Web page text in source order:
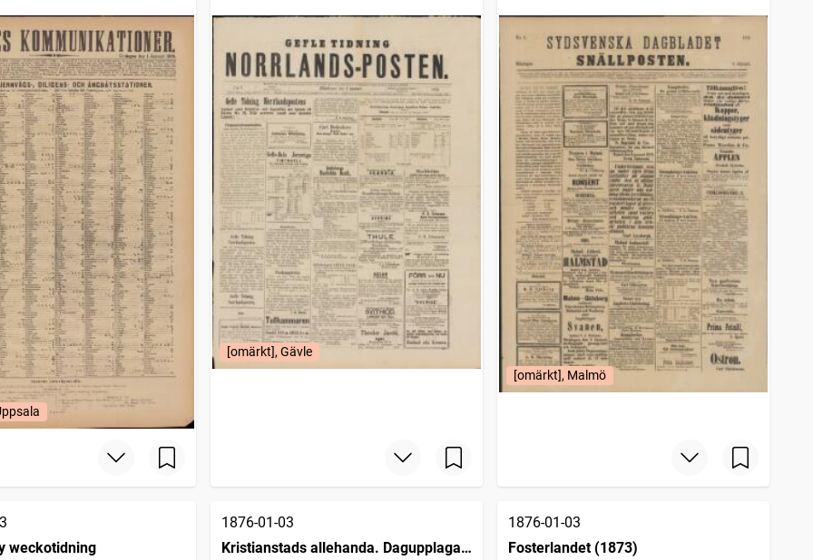
[omärkt], Gävle
[omärkt], Malmö
weckotidning
1876-01-03
Kristianstads allehanda. Dagupplagan
1876-01-03
Fosterlandet (1873)